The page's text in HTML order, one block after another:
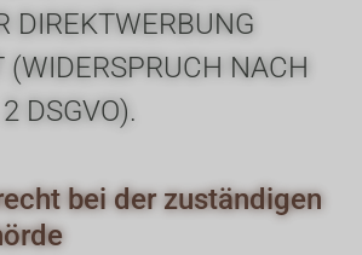
DIREKTWERBUNG
(WIDERSPRUCH NACH
DSGVO).
bei der zuständigen